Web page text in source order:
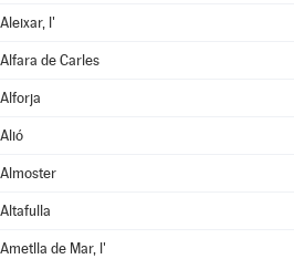
Aleixar, l'
Alfara de Carles
Alforja
Alió
Almoster
Altafulla
Ametlla de Mar, l'